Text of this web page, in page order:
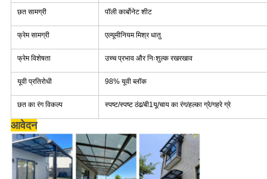
छत सामग्री पॉली कार्बोनेट शीट
फ्रेम सामग्री एल्यूमीनियम मिश्र धातु
फ्रेम विशेषता उच्च प्रभाव और निःशुल्क रखरखाव
यूवी प्रतिरोधी 98% यूवी ब्लॉक
छत का रंग विकल्प स्पष्ट/स्पष्ट ठंढ/बी1यू/चाय का रंग/हल्का ग्रे/गहरे ग्रे
आवेदन